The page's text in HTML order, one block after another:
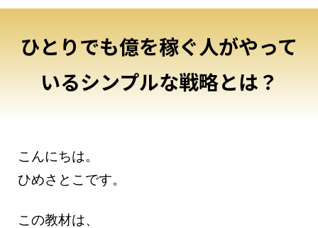
ひとりでも億を稼ぐ人がやって
いるシンプルな戦略とは？
こんにちは。
ひめさとこです。
この教材は、